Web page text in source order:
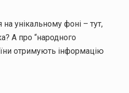
на унікальному фоні – тут,
А про “народного
отримують інформацію